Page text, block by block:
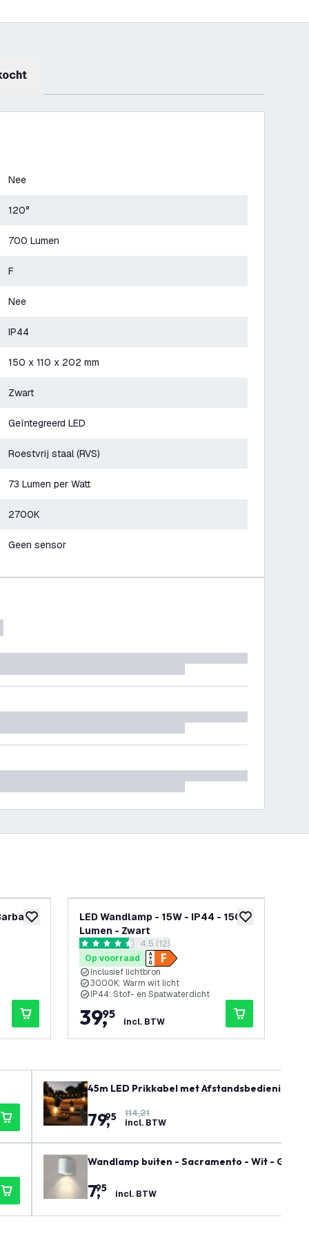
Nee
120°
700 Lumen
F
Nee
IP44
150 x 110 x 202 mm
Zwart
Geïntegreerd LED
Roestvrij staal (RVS)
73 Lumen per Watt
2700K
Geen sensor
toevoegen aan verlanglijst toevoegen aan
LED Wandlamp - 15W - IP44 - 1500
Lumen - Zwart
reviews drawer openen
4.5 score sterren4.5 (12)
Op voorraad
Inclusief lichtbron
3000K: Warm wit licht
IP44: Stof- en Spatwaterdicht
39,
95
incl. BTW
45m LED Prikkabel met Afstandsbediening -
& Play
79,
95
114,21
incl. BTW
Wandlamp buiten - Sacramento - Wit - GU10
7,
95 incl. BTW